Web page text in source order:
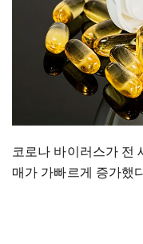
코로나 바이러스가 전
매가 가빠르게 증가했